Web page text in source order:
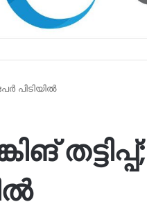
പിടിയില്‍
തട്ടിപ്പ്;